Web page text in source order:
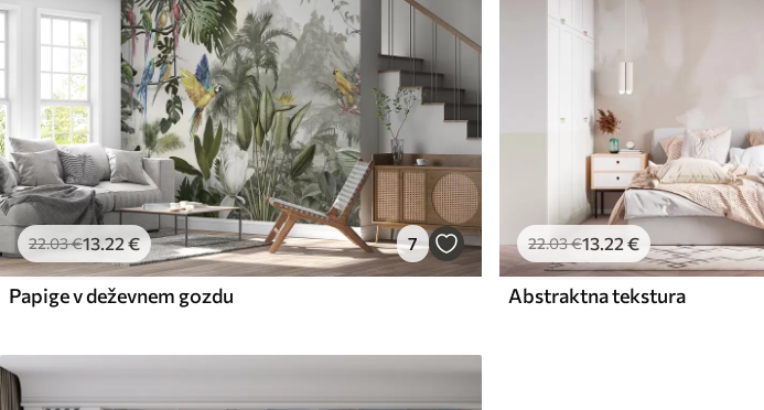
22.03€13 .22€ 7
Papige v deževnem gozdu
22.03€13 .22 €
Abstraktna tekstura